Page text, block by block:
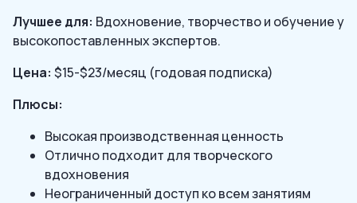
Лучшее для: Вдохновение, творчество и обучение у
высокопоставленных экспертов.
Цена: $15-$23/месяц (годовая подписка)
Плюсы:
Высокая производственная ценность
Отлично подходит для творческого
вдохновения
Неограниченный доступ ко всем занятиям